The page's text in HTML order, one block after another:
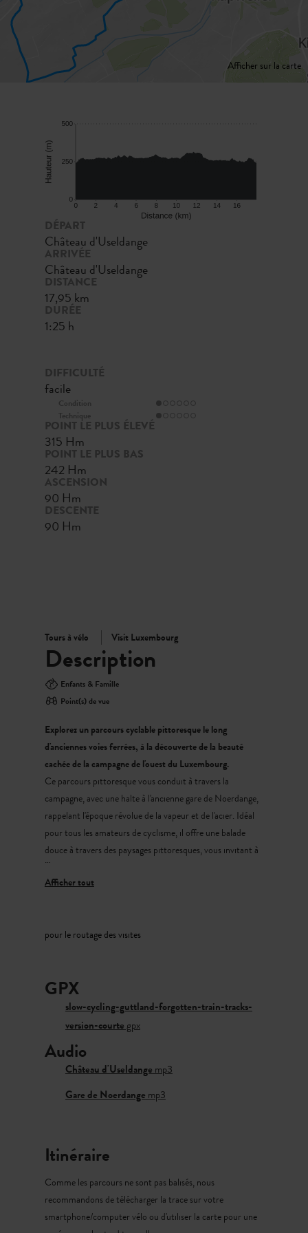
Afficher sur la carte
DÉPART
Château d'Useldange
ARRIVÉE
Château d'Useldange
DISTANCE
17,95 km
DURÉE
1:25 h
DIFFICULTÉ
facile
Condition
Technique
POINT LE PLUS ÉLEVÉ
315 Hm
POINT LE PLUS BAS
242 Hm
ASCENSION
90 Hm
DESCENTE
90 Hm
Tours à vélo Visit Luxembourg
Description
Enfants & Famille
Point(s) de vue
Explorez un parcours cyclable pittoresque le long
d'anciennes voies ferrées, à la découverte de la beauté
cachée de la campagne de l'ouest du Luxembourg.
Ce parcours pittoresque vous conduit à travers la
campagne, avec une halte à l'ancienne gare de Noerdange,
rappelant l'époque révolue de la vapeur et de l'acier. Idéal
pour tous les amateurs de cyclisme, il offre une balade
douce à travers des paysages pittoresques, vous invitant à
explorer les vestiges du patrimoine ferroviaire
luxembourgeois tout en profitant de la beauté tranquille
guidant à travers une exploration paisible du passé et du
Cette variante est une version plus courte du parcours
original.
pour le routage des visites
GPX
slow-cycling-guttland-forgotten-train-tracks-
version-courtegpx
Audio
Château d'Useldange mp3
Gare de Noerdange mp3
Itinéraire
Comme les parcours ne sont pas balisés, nous
recommandons de télécharger la trace sur votre
smartphone/computer vélo ou d'utiliser la carte pour une